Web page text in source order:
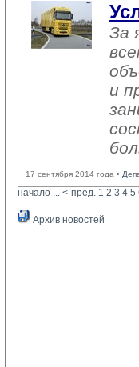
За
и
17 сентября 2014 года •
начало ... <-пред. 1 2 3 4 5
Архив новостей